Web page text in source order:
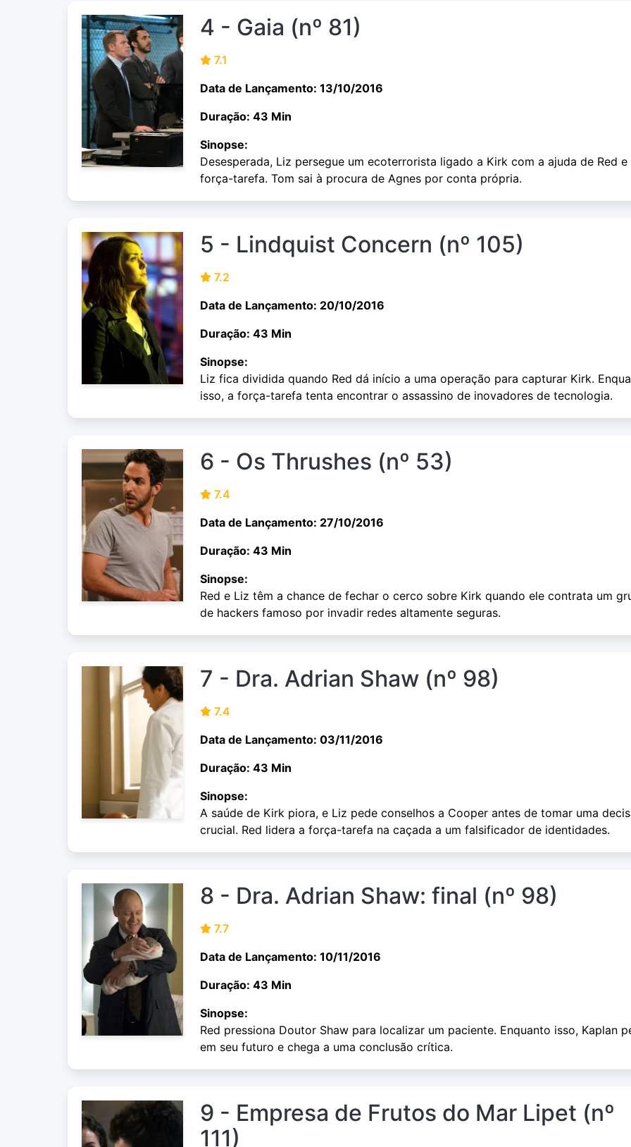
4 - Gaia (nº 81)
7.1
Data de Lançamento: 13/10/2016
Duração: 43 Min
Sinopse:
Desesperada, Liz persegue um ecoterrorista ligado a Kirk com a ajuda de Red e
força-tarefa. Tom sai à procura de Agnes por conta própria.
5 - Lindquist Concern (nº 105)
7.2
Data de Lançamento: 20/10/2016
Duração: 43 Min
Sinopse:
Liz fica dividida quando Red dá início a uma operação para capturar Kirk.
isso, a força-tarefa tenta encontrar o assassino de inovadores de tecnologia.
6 - Os Thrushes (nº 53)
7.4
Data de Lançamento: 27/10/2016
Duração: 43 Min
Sinopse:
Red e Liz têm a chance de fechar o cerco sobre Kirk quando ele contrata um
de hackers famoso por invadir redes altamente seguras.
7 - Dra. Adrian Shaw (nº 98)
7.4
Data de Lançamento: 03/11/2016
Duração: 43 Min
Sinopse:
A saúde de Kirk piora, e Liz pede conselhos a Cooper antes de tomar uma
crucial. Red lidera a força-tarefa na caçada a um falsificador de identidades.
8 - Dra. Adrian Shaw: final (nº 98)
7.7
Data de Lançamento: 10/11/2016
Duração: 43 Min
Sinopse:
Red pressiona Doutor Shaw para localizar um paciente. Enquanto isso, Kaplan
em seu futuro e chega a uma conclusão crítica.
9 - Empresa de Frutos do Mar Lipet (nº
111)